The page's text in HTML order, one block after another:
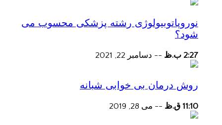
نوروپاتوبیولوژی رشته پزشکی محسوب می
شود؟
2:27 ب.ظ -- دسامبر 22, 2021
روش درمان بی خوابی شبانه
11:10 ق.ظ -- می 28, 2019